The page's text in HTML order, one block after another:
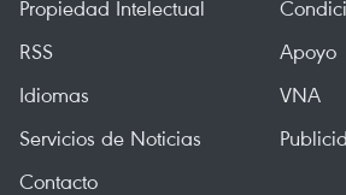
Propiedad Intelectual
RSS
Apoyo
Idiomas
VNA
Servicios de Noticias
Contacto